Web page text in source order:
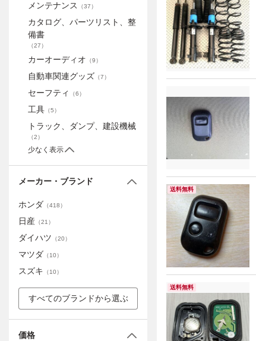
送料無料
送料無料
メンテナンス （37）
カタログ、パーツリスト、整
備書
（27）
カーオーディオ （9）
自動車関連グッズ （7）
セーフティ （6）
工具 （5）
トラック、ダンプ、建設機械
（2）
少なく表示
メーカー・ブランド
ホンダ （418）
日産 （21 ）
ダイハツ （20）
マツダ （10）
スズキ （10）
すべてのブランドから選ぶ
価格